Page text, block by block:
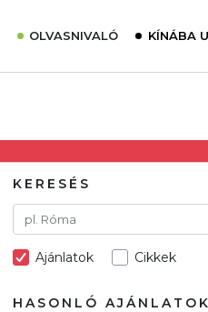
OLVASNIVALÓ
Utazómajom – CitySIM
Élménybeszámolók
Szállodalátogatás
Sajtómegjelenések
KÍNÁBA
KERESÉS
Ajánlatok Cikkek
HASONLÓ AJÁNLATOK